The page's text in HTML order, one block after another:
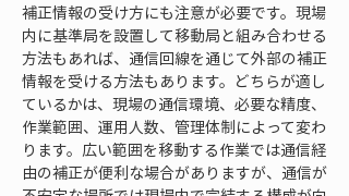
補正情報の受け方にも注意が必要です。現場
内に基準局を設置して移動局と組み合わせる
方法もあれば、通信回線を通じて外部の補正
情報を受ける方法もあります。どちらが適し
ているかは、現場の通信環境、必要な精度、
作業範囲、運用人数、管理体制によって変わ
ります。広い範囲を移動する作業では通信経
由の補正が便利な場合がありますが、通信が